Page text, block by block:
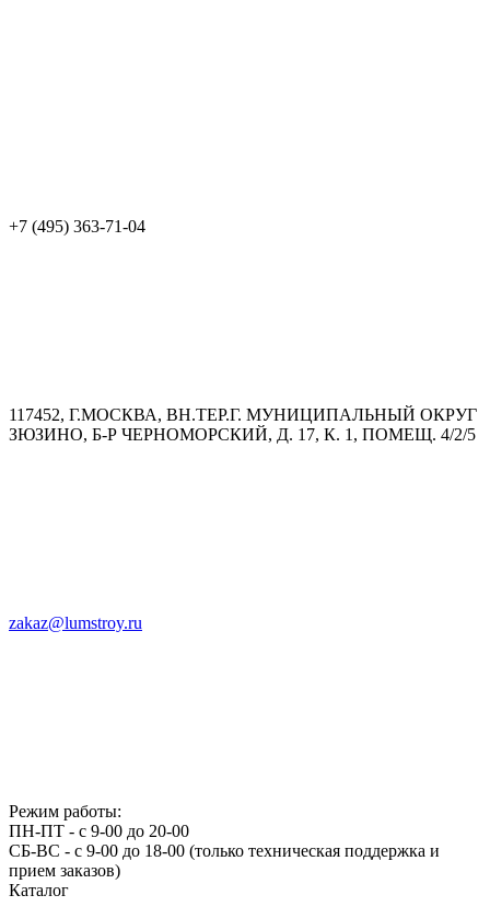
+7 (495) 363-71-04
117452, Г.МОСКВА, ВН.ТЕР.Г. МУНИЦИПАЛЬНЫЙ ОКРУГ
ЗЮЗИНО, Б-Р ЧЕРНОМОРСКИЙ, Д. 17, К. 1, ПОМЕЩ. 4/2/5
zakaz@lumstroy.ru
Режим работы:
ПН-ПТ - с 9-00 до 20-00
СБ-ВС - с 9-00 до 18-00 (только техническая поддержка и
прием заказов)
Каталог